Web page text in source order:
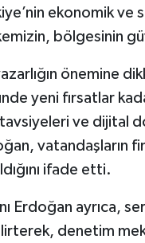
ekonomik ve
bölgesinin
önemine
yeni fırsatlar
ve dijital
vatandaşların
ifade etti.
Erdoğan ayrıca,
denetim